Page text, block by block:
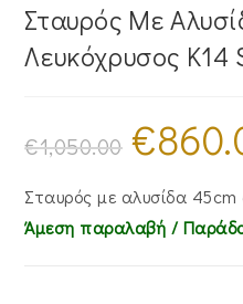
Σταυρός Mε
Λευκόχρυσος Κ14
€1,050.00
Original
price
was:
€
Σταυρός με αλυσίδα 45cm
Άμεση παραλαβή /